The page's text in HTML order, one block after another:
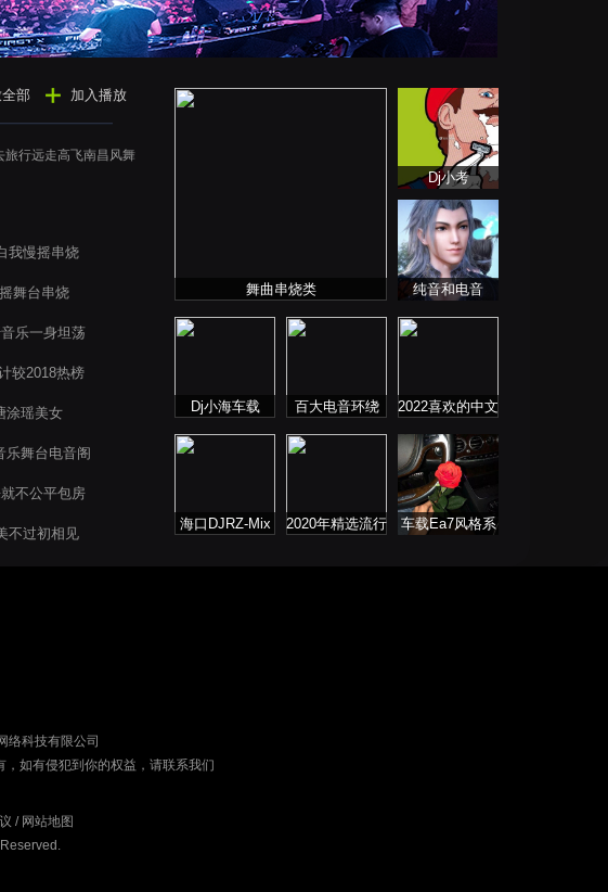
部 加入播放
旅行远走高飞南昌风舞
我慢摇串烧
舞台串烧
乐一身坦荡
较2018热榜
涂瑶美女
乐舞台电音阁
不公平包房
不过初相见
舞曲串烧类
Dj小考
纯音和电音
Dj小海车载
百大电音环绕
2022喜欢的中文
海口DJRZ-Mix
2020年精选流行
车载Ea7风格系
络科技有限公司
如有侵犯到你的权益，请联系我们
/ 网站地图